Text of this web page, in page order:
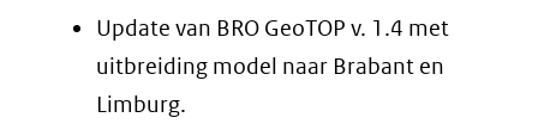
Update van BRO GeoTOP v. 1.4 met
uitbreiding model naar Brabant en
Limburg.